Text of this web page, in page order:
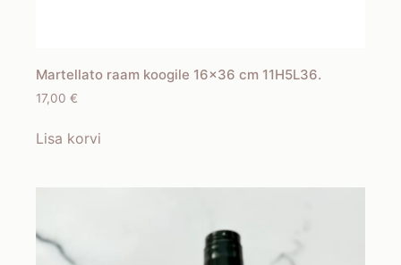
Martellato raam koogile 16×36 cm 11H5L36.
17,00 €
Lisa korvi